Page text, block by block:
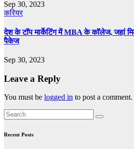
Sep 30, 2023
करियर
देश के टॉप मार्केटिंग में MBA के कॉलेज, जहां
पैकेज
Sep 30, 2023
Leave a Reply
You must be logged in to post a comment.
Recent Posts